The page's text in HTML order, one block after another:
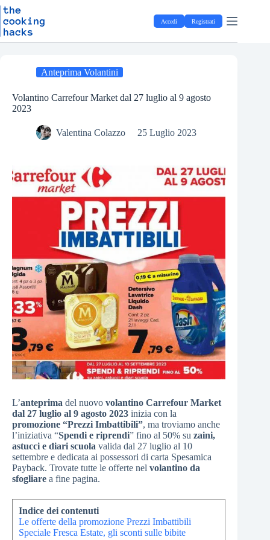
S
t
Salta
al
contenuto
Accedi Registrati
Anteprima Volantini
Volantino Carrefour Market dal 27 luglio al 9 agosto
2023
Valentina Colazzo 25 Luglio 2023
L’anteprima del nuovo volantino Carrefour Market
dal 27 luglio al 9 agosto 2023 inizia con la
promozione “Prezzi Imbattibili”, ma troviamo anche
l’iniziativa “Spendi e riprendi” fino al 50% su zaini,
astucci e diari scuola valida dal 27 luglio al 10
settembre e dedicata ai possessori di carta Spesamica
Payback. Trovate tutte le offerte nel volantino da
sfogliare a fine pagina.
Indice dei contenuti
Le offerte della promozione Prezzi Imbattibili
Speciale Fresca Estate, gli sconti sulle bibite